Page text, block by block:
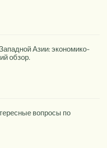
Азии: экономико-
обзор.
вопросы по